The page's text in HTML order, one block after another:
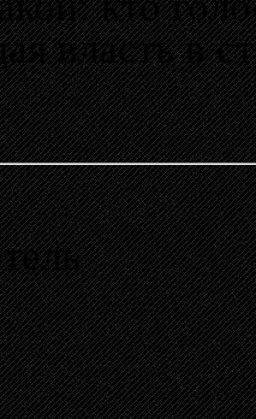
власть в